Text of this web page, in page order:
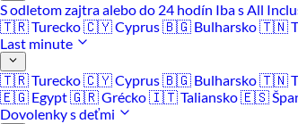
S odletom zajtra alebo do 24 hodín Iba s All
🇹🇷 Turecko🇨🇾 Cyprus🇧🇬 Bulharsko🇹🇳
Last minute
🇹🇷 Turecko🇨🇾 Cyprus🇧🇬 Bulharsko🇹🇳
🇪🇬 Egypt🇬🇷 Grécko🇮🇹 Taliansko🇪🇸
Dovolenky s deťmi